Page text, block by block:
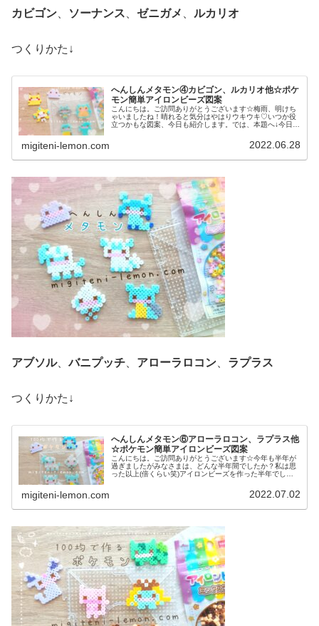
カビゴン ソーナンス ゼニガメ ルカリオ
つくりかた↓
へんしんメタモン④カビゴン、ルカリオ他☆ポケ
モン簡単アイロンビーズ図案
こんにちは。ご訪問ありがとうございます☆梅雨、明けち
ゃいましたね！晴れると気分はやはりウキウキ♡いつか役
立つかもな図案、今日も紹介します。では、本題へ↓今日の
migiteni-lemon.com 2022.06.28
アブソル、バニプッチ アローラロコン ラプラス
つくりかた↓
へんしんメタモン⑥アローラロコン、ラプラス他
☆ポケモン簡単アイロンビーズ図案
こんにちは。ご訪問ありがとうございます☆今年も半年が
過ぎましたがみなさまは、どんな半年間でしたか？私は思
った以上(倍くらい笑)アイロンビーズを作った半年でし
migiteni-lemon.com 2022.07.02